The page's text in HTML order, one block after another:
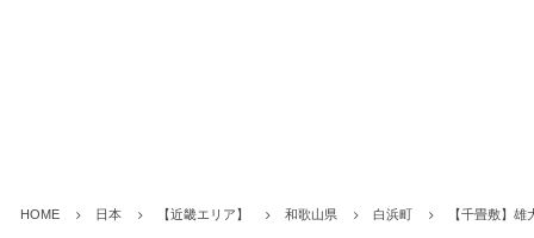
HOME 日本 【近畿エリア】 和歌山県 白浜町 【千畳敷】